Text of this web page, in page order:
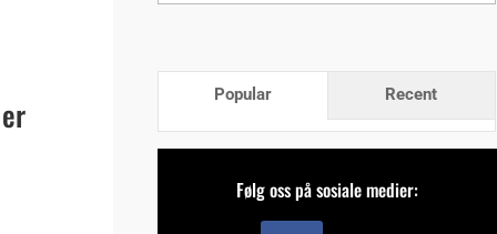
Popular Recent
Følg oss på sosiale medier: